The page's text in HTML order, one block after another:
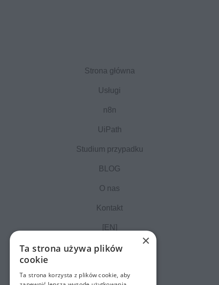
Strona główna
Usługi
n8n
UiPath
Studium przypadku
BLOG
O nas
Kontakt
[EN]
×
Ta strona używa plików
cookie
Ta strona korzysta z plików cookie, aby